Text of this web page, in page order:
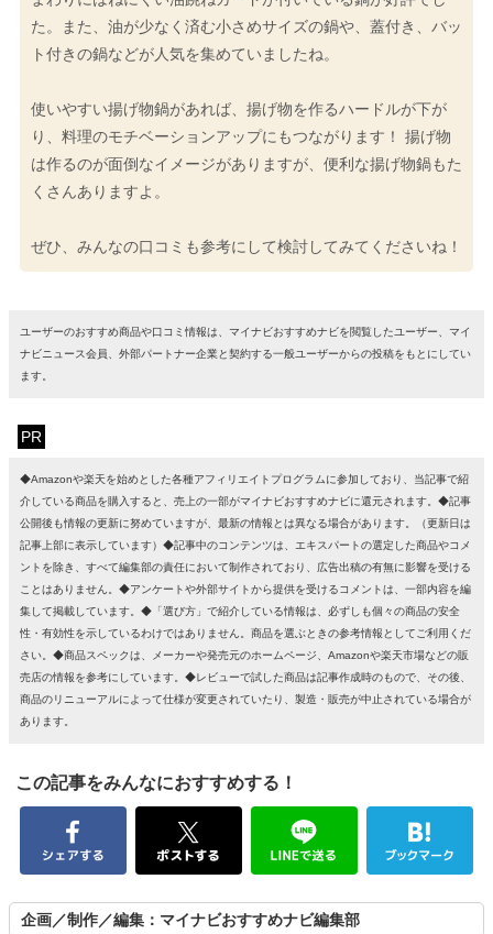
た。また、油が少なく済む小さめサイズの鍋や、蓋付き、バッ
ト付きの鍋などが人気を集めていましたね。
使いやすい揚げ物鍋があれば、揚げ物を作るハードルが下が
り、料理のモチベーションアップにもつながります！ 揚げ物
は作るのが面倒なイメージがありますが、便利な揚げ物鍋もた
くさんありますよ。
ぜひ、みんなの口コミも参考にして検討してみてくださいね！
ユーザーのおすすめ商品や口コミ情報は、マイナビおすすめナビを閲覧したユーザー、マイ
ナビニュース会員、外部パートナー企業と契約する一般ユーザーからの投稿をもとにしてい
ます。
PR
◆Amazonや楽天を始めとした各種アフィリエイトプログラムに参加しており、当記事で紹
介している商品を購入すると、売上の一部がマイナビおすすめナビに還元されます。◆記事
公開後も情報の更新に努めていますが、最新の情報とは異なる場合があります。（更新日は
記事上部に表示しています）◆記事中のコンテンツは、エキスパートの選定した商品やコメ
ントを除き、すべて編集部の責任において制作されており、広告出稿の有無に影響を受ける
ことはありません。◆アンケートや外部サイトから提供を受けるコメントは、一部内容を編
集して掲載しています。◆「選び方」で紹介している情報は、必ずしも個々の商品の安全
性・有効性を示しているわけではありません。商品を選ぶときの参考情報としてご利用くだ
さい。◆商品スペックは、メーカーや発売元のホームページ、Amazonや楽天市場などの販
売店の情報を参考にしています。◆レビューで試した商品は記事作成時のもので、その後、
商品のリニューアルによって仕様が変更されていたり、製造・販売が中止されている場合が
あります。
この記事をみんなにおすすめする！
企画／制作／編集：マイナビおすすめナビ編集部